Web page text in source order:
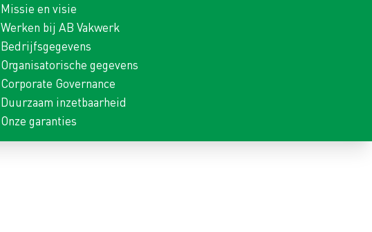
Missie en visie
Werken bij AB Vakwerk
Bedrijfsgegevens
Organisatorische gegevens
Corporate Governance
Duurzaam inzetbaarheid
Onze garanties